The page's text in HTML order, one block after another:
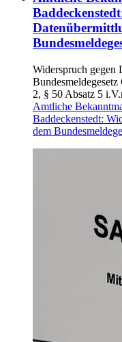
Widerspruch gegen
2, § 50 Absatz 5
Amtliche
Baddeckenstedt:
dem